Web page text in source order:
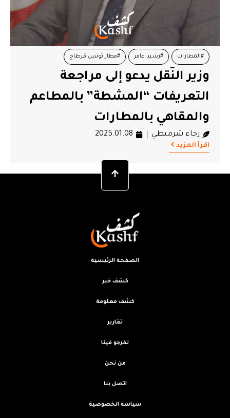
#المطارات #رشيد عامر #مطار تونس قرطاج
#وزير النقل
وزير النّقل يدعو إلى مراجعة
التعريفات “المشطة” بالمطاعم
والمقاهي بالمطارات
رجاء شرميطي 2025.01.08
اقرأ المزيد
الصفحة الرئيسية
كشف خبر
كشف معلومة
تقارير
تفرجو فينا
من نحن
اتصل بنا
سياسة الخصوصية